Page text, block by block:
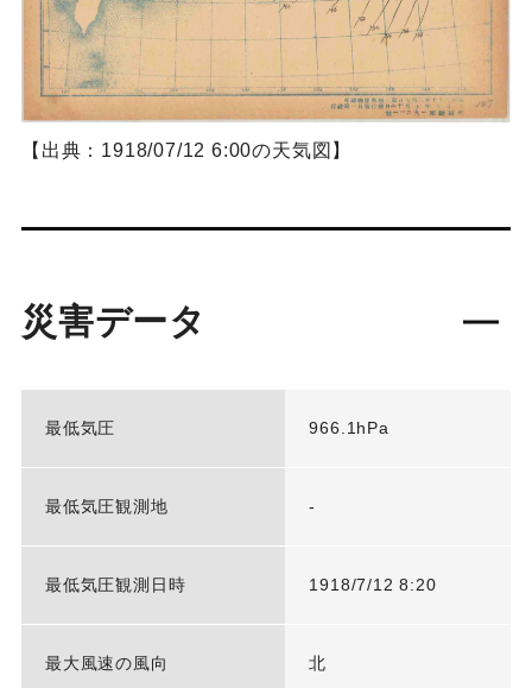
【出典：1918/07/12 6:00の天気図】
災害データ
最低気圧 966.1hPa
最低気圧観測地 -
最低気圧観測日時 1918/7/12 8:20
最大風速の風向 北